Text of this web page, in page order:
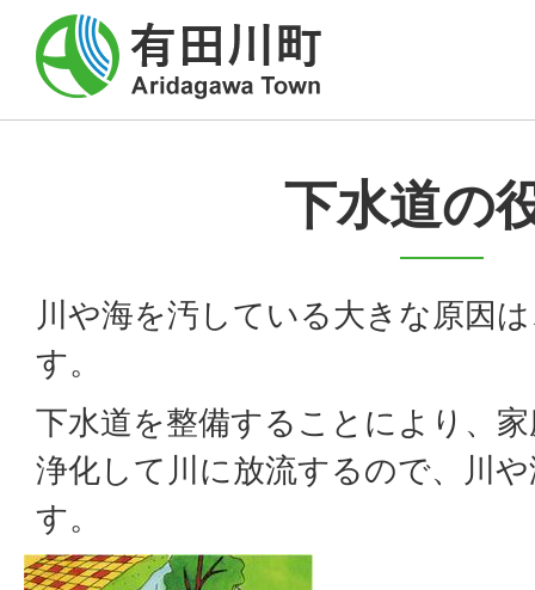
下水道の
川や海を汚している大きな原因
す。
下水道を整備することにより、
浄化して川に放流するので、川
す。